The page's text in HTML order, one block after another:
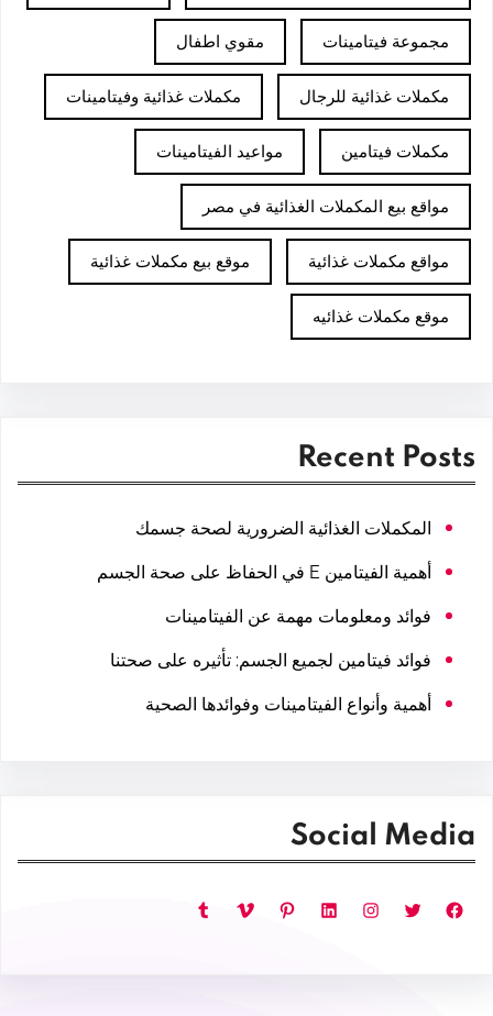
مجموعة فيتامينات مقوي اطفال
مكملات غذائية للرجال مكملات غذائية وفيتامينات
مكملات فيتامين مواعيد الفيتامينات
مواقع بيع المكملات الغذائية في مصر
مواقع مكملات غذائية موقع بيع مكملات غذائية
موقع مكملات غذائيه
Recent Posts
المكملات الغذائية الضرورية لصحة جسمك
أهمية الفيتامين E في الحفاظ على صحة الجسم
فوائد ومعلومات مهمة عن الفيتامينات
فوائد فيتامين لجميع الجسم: تأثيره على صحتنا
أهمية وأنواع الفيتامينات وفوائدها الصحية
Social Media
فيسبوك تويتر إنستجرام لينكد إن بينتريست فيميو تمبلر